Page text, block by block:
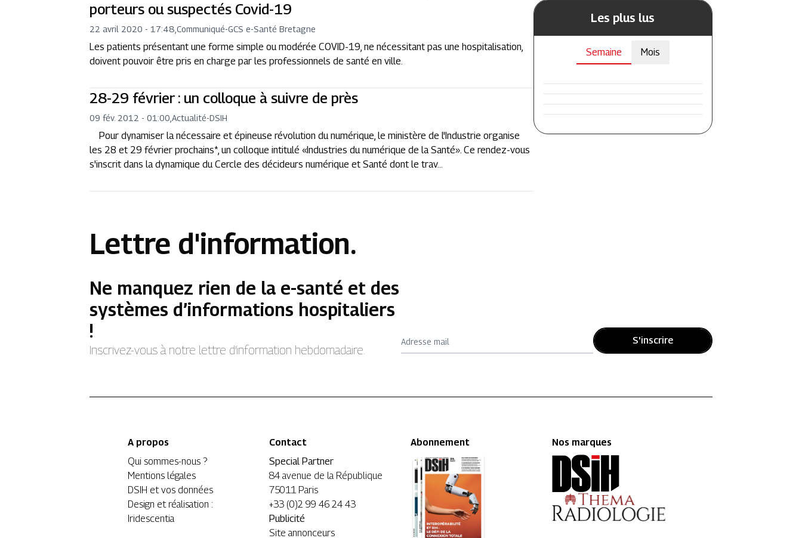
porteurs ou suspectés Covid-19
22 avril 2020 - 17:48 ,Communiqué-GCS e-Santé Bretagne
Les patients présentant une forme simple ou modérée COVID-19, ne nécessitant pas une hospitalisation,
doivent pouvoir être pris en charge par les professionnels de santé en ville.
28-29 février : un colloque à suivre de près
09 fév. 2012 - 01:00 ,Actualité-DSIH
Pour dynamiser la nécessaire et épineuse révolution du numérique, le ministère de l'Industrie organise
les 28 et 29 février prochains*, un colloque intitulé «Industries du numérique de la Santé». Ce rendez-vous
s'inscrit dans la dynamique du Cercle des décideurs numérique et Santé dont le trav...
Les plus lus
Semaine Mois
Lettre d'information.
Ne manquez rien de la e-santé et des
systèmes d’informations hospitaliers
!
Inscrivez-vous à notre lettre d’information hebdomadaire.
Adresse mail S'inscrire
A propos
Qui sommes-nous ?
Mentions légales
DSIH et vos données
Design et réalisation :
Iridescentia
Contact
Special Partner
84 avenue de la République
75011 Paris
+33 (0)2 99 46 24 43
Publicité
Site annonceurs
Abonnement Nos marques